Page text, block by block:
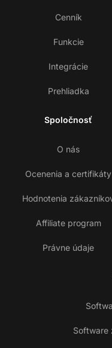
Cenník
Funkcie
Integrácie
Prehliadka
Spoločnosť
O nás
Ocenenia a certifikáty
Hodnotenia
Affiliate program
Právne údaje
Software